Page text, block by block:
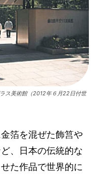
ス美術館（2012年６月22日付世
箔を混ぜた飾筥や
、日本の伝統的な
た作品で世界的に